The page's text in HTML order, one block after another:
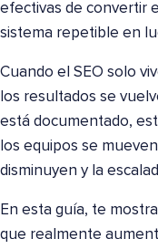
efectivas de convertir
sistema repetible en
Cuando el SEO solo
los resultados se
está documentado,
los equipos se
disminuyen y la
En esta guía, te
que realmente